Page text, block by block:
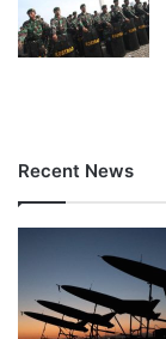
Recent News